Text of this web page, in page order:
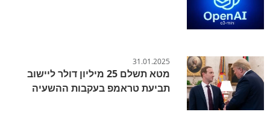
31.01.2025
מטא תשלם 25 מיליון דולר ליישוב
תביעת טראמפ בעקבות ההשעיה